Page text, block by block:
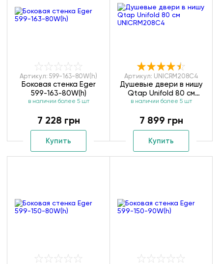
Артикул: 599-163-80W(h)
Боковая стенка Eger
599-163-80W(h)
в наличии более 5 шт
7 228 грн
Купить
Артикул: UNICRM208C4
Душевые двери в нишу
Qtap Unifold 80 см
UNICRM208C4
в наличии более 5 шт
7 899 грн
Купить